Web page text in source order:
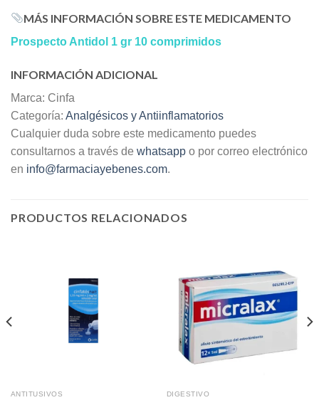
MÁS INFORMACIÓN SOBRE ESTE MEDICAMENTO
Prospecto Antidol 1 gr 10 comprimidos
INFORMACIÓN ADICIONAL
Marca: Cinfa
Categoría: Analgésicos y Antiinflamatorios
Cualquier duda sobre este medicamento puedes
consultarnos a través de whatsapp o por correo electrónico
en info@farmaciayebenes.com.
PRODUCTOS RELACIONADOS
ANTITUSIVOS DIGESTIVO